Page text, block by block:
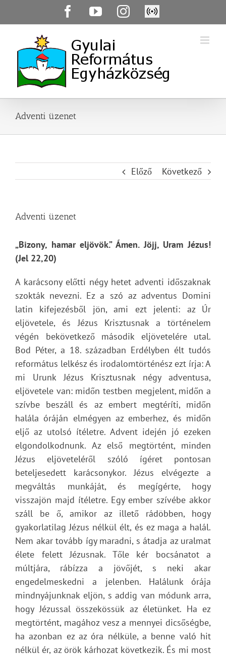
FacebookYouTubeInstagram
Élő
közvetítés
Adventi üzenet
Előző Következő
Adventi üzenet
„Bizony, hamar eljövök.” Ámen. Jöjj, Uram Jézus!
(Jel 22,20)
A karácsony előtti négy hetet adventi időszaknak
szokták nevezni. Ez a szó az adventus Domini
latin kifejezésből jön, ami ezt jelenti: az Úr
eljövetele, és Jézus Krisztusnak a történelem
végén bekövetkező második eljövetelére utal.
Bod Péter, a 18. században Erdélyben élt tudós
református lelkész és irodalomtörténész ezt írja: A
mi Urunk Jézus Krisztusnak négy adventusa,
eljövetele van: midőn testben megjelent, midőn a
szívbe beszáll és az embert megtéríti, midőn
halála óráján elmégyen az emberhez, és midőn
eljő az utolsó ítéletre. Advent idején jó ezeken
elgondolkodnunk. Az első megtörtént, minden
Jézus eljöveteléről szóló ígéret pontosan
beteljesedett karácsonykor. Jézus elvégezte a
megváltás munkáját, és megígérte, hogy
visszajön majd ítéletre. Egy ember szívébe akkor
száll be ő, amikor az illető rádöbben, hogy
gyakorlatilag Jézus nélkül élt, és ez maga a halál.
Nem akar tovább így maradni, s átadja az uralmat
élete felett Jézusnak. Tőle kér bocsánatot a
múltjára, rábízza a jövőjét, s neki akar
engedelmeskedni a jelenben. Halálunk órája
mindnyájunknak eljön, s addig van módunk arra,
hogy Jézussal összekössük az életünket. Ha ez
megtörtént, magához vesz a mennyei dicsőségbe,
ha azonban ez az óra nélküle, a benne való hit
nélkül ér, az örök kárhozat következik. És mi most